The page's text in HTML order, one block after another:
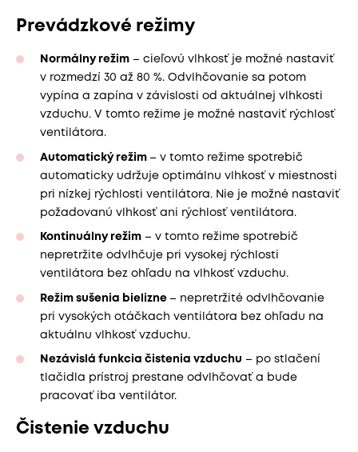
Prevádzkové režimy
Normálny režim – cieľovú vlhkosť je možné nastaviť
v rozmedzí 30 až 80 %. Odvlhčovanie sa potom
vypína a zapína v závislosti od aktuálnej vlhkosti
vzduchu. V tomto režime je možné nastaviť rýchlosť
ventilátora.
Automatický režim – v tomto režime spotrebič
automaticky udržuje optimálnu vlhkosť v miestnosti
pri nízkej rýchlosti ventilátora. Nie je možné nastaviť
požadovanú vlhkosť ani rýchlosť ventilátora.
Kontinuálny režim – v tomto režime spotrebič
nepretržite odvlhčuje pri vysokej rýchlosti
ventilátora bez ohľadu na vlhkosť vzduchu.
Režim sušenia bielizne – nepretržité odvlhčovanie
pri vysokých otáčkach ventilátora bez ohľadu na
aktuálnu vlhkosť vzduchu.
Nezávislá funkcia čistenia vzduchu – po stlačení
tlačidla prístroj prestane odvlhčovať a bude
pracovať iba ventilátor.
Čistenie vzduchu